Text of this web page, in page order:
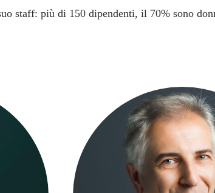
staff: più di 150 dipendenti, il 70% sono